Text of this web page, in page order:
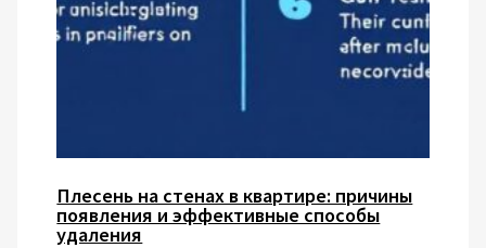
Плесень на стенах в квартире: причины
появления и эффективные способы
удаления